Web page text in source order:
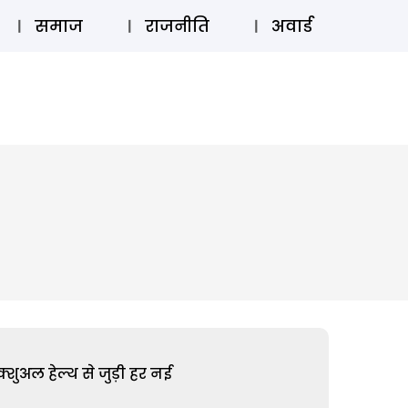
लॉग इन ⚲ SUBSCRIBE
समाज राजनीति अवार्ड
हेल्थ से जुड़ी हर नई